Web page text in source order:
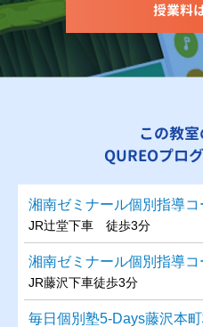
授業料
この教
QUREOプロ
湘南ゼミナール個別指導コ
JR辻堂下車 徒歩3分
湘南ゼミナール個別指導
JR藤沢下車徒歩3分
毎日個別塾5-Days藤沢本